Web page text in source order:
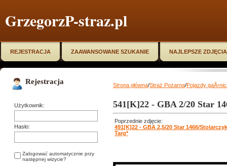
GrzegorzP-straz.pl
REJESTRACJA ZAAWANSOWANE SZUKANIE NAJLEPSZE ZDJĘCIA
Rejestracja
Użytkownik:
Hasło:
Zalogować automatycznie przy
następnej wizycie?
Strona główna/Straż Pożarna/Pojazdy
541[K]22 - GBA 2/20 Star
Poprzednie zdjęcie:
491[K]22 - GBA 2,5/20 Star 1466/
Targ*